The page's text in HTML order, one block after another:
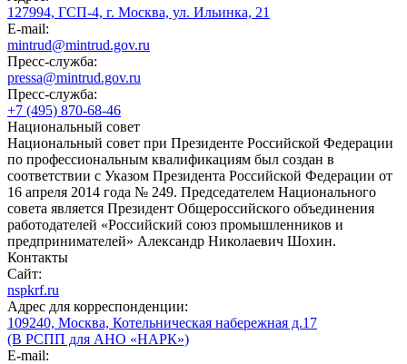
127994, ГСП-4, г. Москва, ул. Ильинка, 21
E-mail:
mintrud@mintrud.gov.ru
Пресс-служба:
pressa@mintrud.gov.ru
Пресс-служба:
+7 (495) 870-68-46
Национальный совет
Национальный совет при Президенте Российской Федерации
по профессиональным квалификациям был создан в
соответствии с Указом Президента Российской Федерации от
16 апреля 2014 года № 249. Председателем Национального
совета является Президент Общероссийского объединения
работодателей «Российский союз промышленников и
предпринимателей» Александр Николаевич Шохин.
Контакты
Сайт:
nspkrf.ru
Адрес для корреспонденции:
109240, Москва, Котельническая набережная д.17
(В РСПП для АНО «НАРК»)
E-mail: